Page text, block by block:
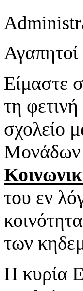
Αγαπητοί
Είμαστε
τη
σχολείο
Μονάδων
του εν
των
Η κυρία